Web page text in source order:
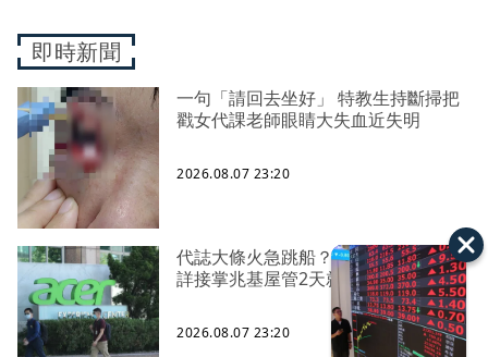
即時新聞
一句「請回去坐好」 特教生持斷掃把
戳女代課老師眼睛大失血近失明
2026.08.07 23:20
代誌大條火急跳船？ 宏碁派任李文
詳接掌兆基屋管2天就喊撤出！
2026.08.07 23:20